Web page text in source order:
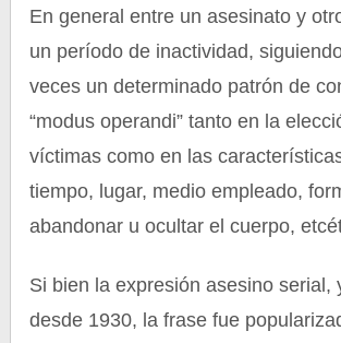
En general entre un asesinato y
un período de inactividad,
veces un determinado patrón de
“modus operandi” tanto en la
víctimas como en las
tiempo, lugar, medio empleado,
abandonar u ocultar el cuerpo,
Si bien la expresión asesino serial,
desde 1930, la frase fue